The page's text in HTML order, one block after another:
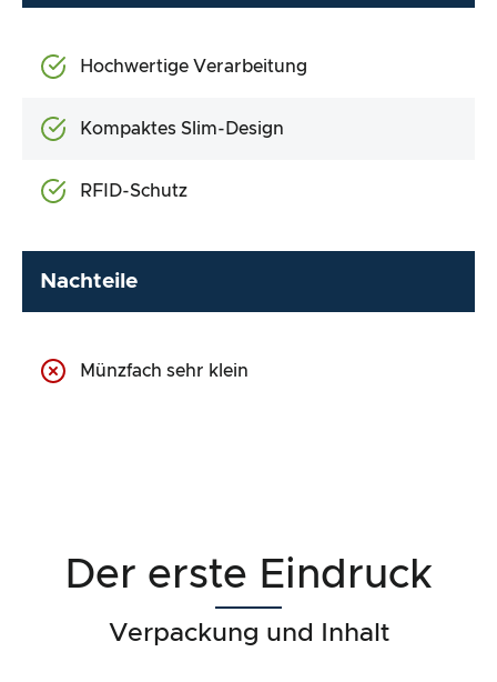
Hochwertige Verarbeitung
Kompaktes Slim-Design
RFID-Schutz
Nachteile
Münzfach sehr klein
Der erste Eindruck
Verpackung und Inhalt